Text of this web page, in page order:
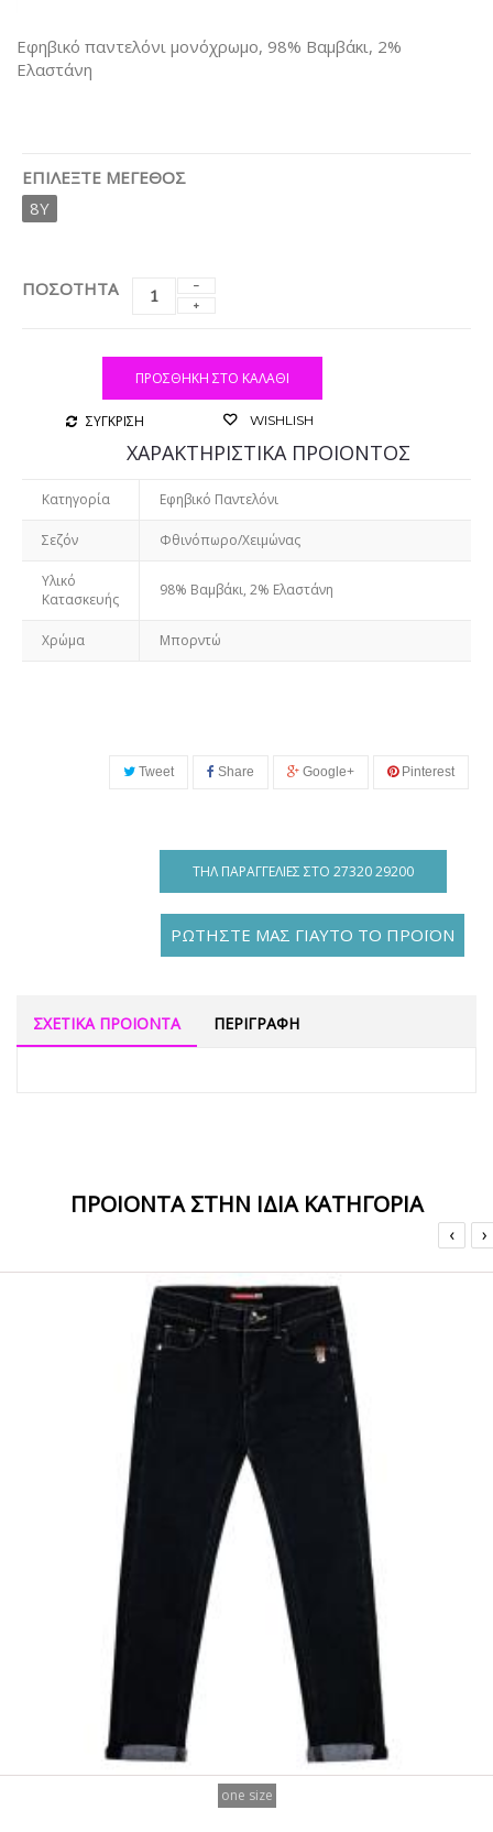
Εφηβικό παντελόνι μονόχρωμο, 98% Βαμβάκι, 2%
Ελαστάνη
ΕΠΙΛΈΞΤΕ ΜΈΓΕΘΟΣ
8Y
ΠΟΣΟΤΗΤΑ
ΠΡΟΣΘΉΚΗ ΣΤΟ ΚΑΛΆΘΙ
ΣΥΓΚΡΙΣΗ WISHLISH
ΧΑΡΑΚΤΗΡΙΣΤΙΚΑ ΠΡΟΙΟΝΤΟΣ
Κατηγορία Εφηβικό Παντελόνι
Σεζόν Φθινόπωρο/Χειμώνας
Υλικό
Κατασκευής
98% Βαμβάκι, 2% Ελαστάνη
Χρώμα Μπορντώ
Tweet Share Google+ Pinterest
ΤΗΛ ΠΑΡΑΓΓΕΛΊΕΣ ΣΤΟ 27320 29200
ΡΩΤΗΣΤΕ ΜΑΣ ΓΙΑΥΤΟ ΤΟ ΠΡΟΪΟΝ
ΣΧΕΤΙΚΑ ΠΡΟΙΟΝΤΑ ΠΕΡΙΓΡΑΦΗ
ΠΡΟΙΟΝΤΑ ΣΤΗΝ ΙΔΙΑ ΚΑΤΗΓΟΡΙΑ
‹ ›
one size